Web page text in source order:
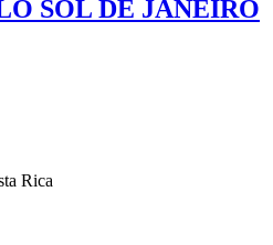
SOL DE JANEIRO
Rica